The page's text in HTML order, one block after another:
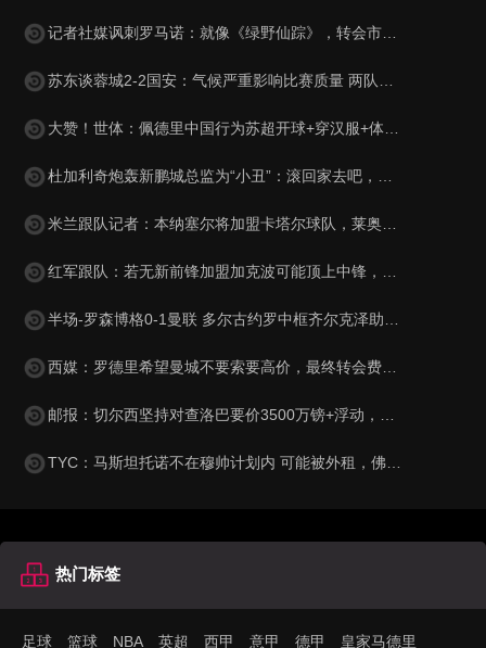
记者社媒讽刺罗马诺：就像《绿野仙踪》，转会市场网红俱乐部
苏东谈蓉城2-2国安：气候严重影响比赛质量 两队下半场才发力
大赞！世体：佩德里中国行为苏超开球+穿汉服+体验蹴鞠，备受欢迎
杜加利奇炮轰新鹏城总监为“小丑”：滚回家去吧，你根本不懂足球
米兰跟队记者：本纳塞尔将加盟卡塔尔球队，莱奥受土耳其豪门追捧
红军跟队：若无新前锋加盟加克波可能顶上中锋，或维尔茨踢伪九
半场-罗森博格0-1曼联 多尔古约罗中框齐尔克泽助攻莱西破门
西媒：罗德里希望曼城不要索要高价，最终转会费定为4500万+500万
邮报：切尔西坚持对查洛巴要价3500万镑+浮动，科莫将提高报价
TYC：马斯坦托诺不在穆帅计划内 可能被外租，佛罗伦萨最有可能
热门标签
足球 篮球 NBA 英超 西甲 意甲 德甲 皇家马德里